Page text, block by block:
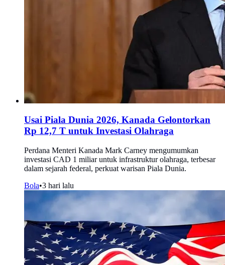
Usai Piala Dunia 2026, Kanada Gelontorkan
Rp 12,7 T untuk Investasi Olahraga
Perdana Menteri Kanada Mark Carney mengumumkan
investasi CAD 1 miliar untuk infrastruktur olahraga, terbesar
dalam sejarah federal, perkuat warisan Piala Dunia.
Bola•3 hari lalu